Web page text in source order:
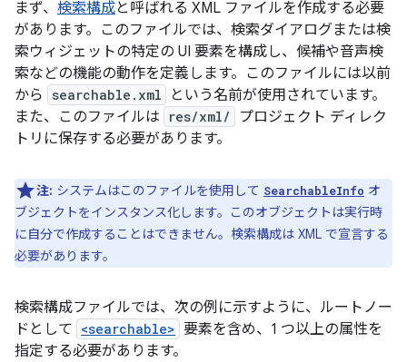
まず、 検索構成と呼ばれる XML ファイルを作成する必要
があります。このファイルでは、検索ダイアログまたは検
索ウィジェットの特定の UI 要素を構成し、候補や音声検
索などの機能の動作を定義します。このファイルには以前
から
searchable.xml
という名前が使用されています。
また、このファイルは
res/xml/
プロジェクト ディレク
トリに保存する必要があります。
注: システムはこのファイルを使用して SearchableInfo オ
ブジェクトをインスタンス化します。このオブジェクトは実行時
に自分で作成することはできません。検索構成は XML で宣言する
必要があります。
検索構成ファイルでは、次の例に示すように、ルートノー
ドとして
<searchable> 要素を含め、1 つ以上の属性を
指定する必要があります。